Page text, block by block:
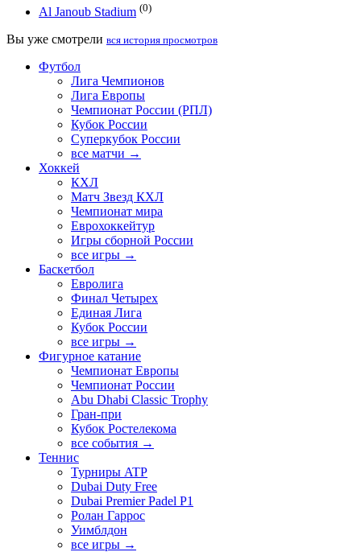
Al Janoub Stadium (0)
Вы уже смотрели вся история просмотров
Футбол
Лига Чемпионов
Лига Европы
Чемпионат России (РПЛ)
Кубок России
Суперкубок России
все матчи →
Хоккей
КХЛ
Матч Звезд КХЛ
Чемпионат мира
Еврохоккейтур
Игры сборной России
все игры →
Баскетбол
Евролига
Финал Четырех
Единая Лига
Кубок России
все игры →
Фигурное катание
Чемпионат Европы
Чемпионат России
Abu Dhabi Classic Trophy
Гран-при
Кубок Ростелекома
все события →
Теннис
Турниры ATP
Dubai Duty Free
Dubai Premier Padel P1
Ролан Гаррос
Уимблдон
все игры →